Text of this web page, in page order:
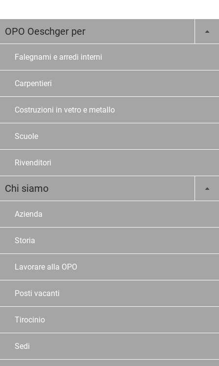
OPO Oeschger per
Falegnami e arredi interni
Carpentieri
Costruzioni in vetro e metallo
Scuole
Rivenditori
Chi siamo
Azienda
Storia
Lavorare alla OPO
Posti vacanti
Tirocinio
Sedi